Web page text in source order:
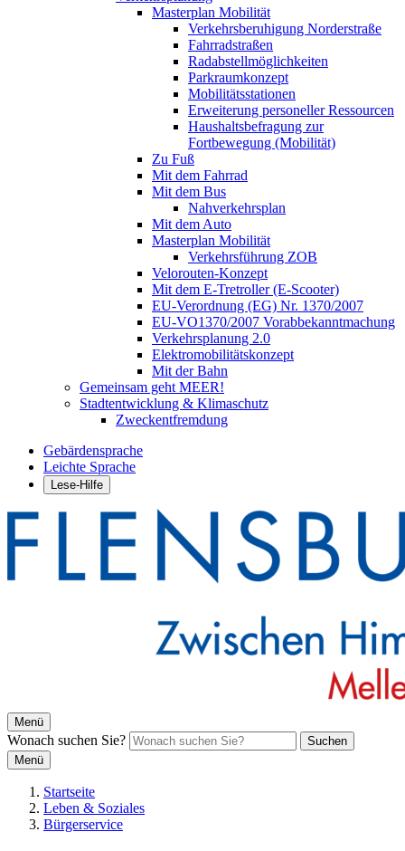
Masterplan Mobilität
Verkehrsberuhigung Norderstraße
Fahrradstraßen
Radabstellmöglichkeiten
Parkraumkonzept
Mobilitätsstationen
Erweiterung personeller Ressourcen
Haushaltsbefragung zur
Fortbewegung (Mobilität)
Zu Fuß
Mit dem Fahrrad
Mit dem Bus
Nahverkehrsplan
Mit dem Auto
Masterplan Mobilität
Verkehrsführung ZOB
Velorouten-Konzept
Mit dem E-Tretroller (E-Scooter)
EU-Verordnung (EG) Nr. 1370/2007
EU-VO1370/2007 Vorabbekanntmachung
Verkehrsplanung 2.0
Elektromobilitätskonzept
Mit der Bahn
Gemeinsam geht MEER!
Stadtentwicklung & Klimaschutz
Zweckentfremdung
Gebärdensprache
Leichte Sprache
Lese-Hilfe
Menü
Wonach suchen Sie?
Suchen
Menü
Startseite
Leben & Soziales
Bürgerservice